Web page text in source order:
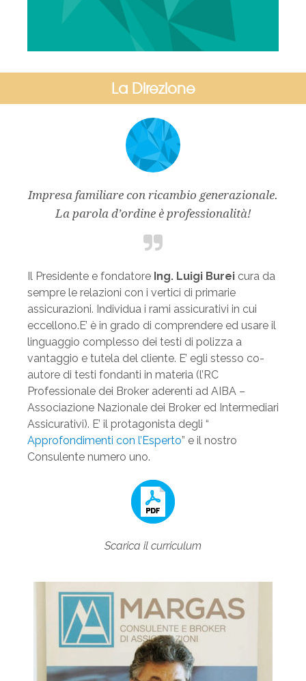
La Direzione
Impresa familiare con ricambio generazionale.
La parola d’ordine è professionalità!
Il Presidente e fondatore Ing. Luigi Burei cura da
sempre le relazioni con i vertici di primarie
assicurazioni. Individua i rami assicurativi in cui
eccellono.E’ è in grado di comprendere ed usare il
linguaggio complesso dei testi di polizza a
vantaggio e tutela del cliente. E’ egli stesso co-
autore di testi fondanti in materia (l’RC
Professionale dei Broker aderenti ad AIBA –
Associazione Nazionale dei Broker ed Intermediari
Assicurativi). E’ il protagonista degli “
Approfondimenti con l’Esperto” e il nostro
Consulente numero uno.
Scarica il curriculum